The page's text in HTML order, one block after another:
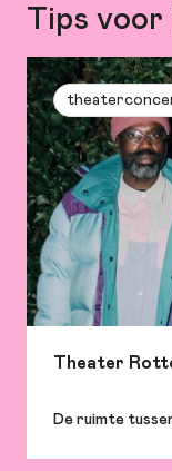
Tips voor
Theater
De ruimte